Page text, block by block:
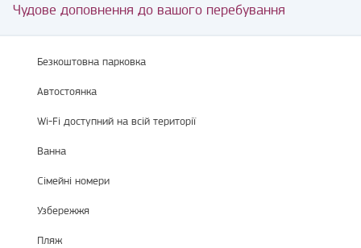
Чудове доповнення до вашого перебування
Безкоштовна парковка
Автостоянка
Wi-Fi доступний на всій території
Ванна
Сімейні номери
Узбережжя
Пляж